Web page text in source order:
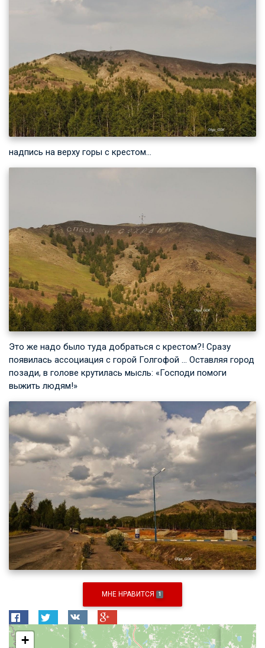
надпись на верху горы с крестом…
Это же надо было туда добраться с крестом?! Сразу
появилась ассоциация с горой Голгофой … Оставляя город
позади, в голове крутилась мысль: «Господи помоги
выжить людям!»
МНЕ НРАВИТСЯ 1
+